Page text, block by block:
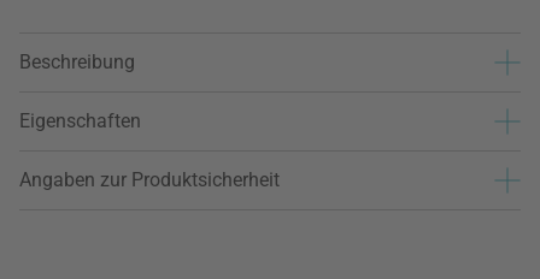
Beschreibung
Eigenschaften
Angaben zur Produktsicherheit